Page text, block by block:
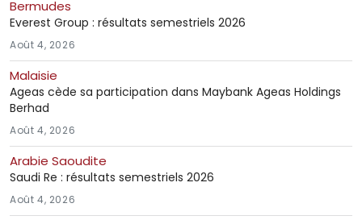
Bermudes
Everest Group : résultats semestriels 2026
Août 4, 2026
Malaisie
Ageas cède sa participation dans Maybank Ageas Holdings
Berhad
Août 4, 2026
Arabie Saoudite
Saudi Re : résultats semestriels 2026
Août 4, 2026